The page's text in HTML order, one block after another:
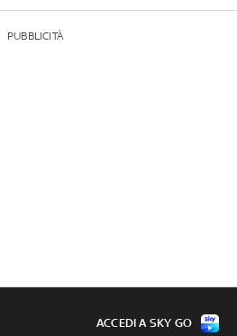
PUBBLICITÀ
ACCEDI A SKY GO